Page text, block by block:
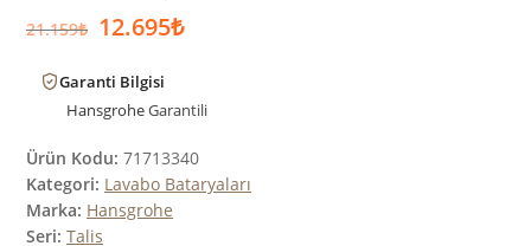
21.159₺ 12.695₺
Garanti Bilgisi
HansgroheGarantili
Ürün Kodu: 71713340
Kategori: Lavabo Bataryaları
Marka: Hansgrohe
Seri: Talis